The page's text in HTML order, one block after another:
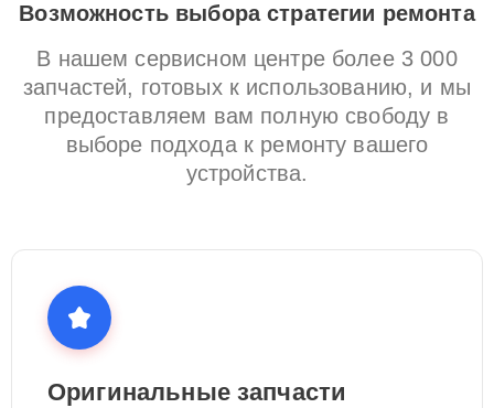
Возможность выбора стратегии ремонта
В нашем сервисном центре более 3 000
запчастей, готовых к использованию, и мы
предоставляем вам полную свободу в
выборе подхода к ремонту вашего
устройства.
Оригинальные запчасти